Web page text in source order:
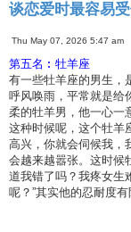
谈恋爱时最容易
Q
o
t
e
o
s
t
Thu May 07, 2026 5:47 am
第五名︰牡羊座
有一些牡羊座的男生，
呼风唤雨，平常就是给
柔的牡羊男，他一心一
这种时候呢，这个牡羊
高兴，你就会伺候我，
会越来越嚣张。这时候
道我错了吗？我疼女生
呢？”其实他的忍耐度